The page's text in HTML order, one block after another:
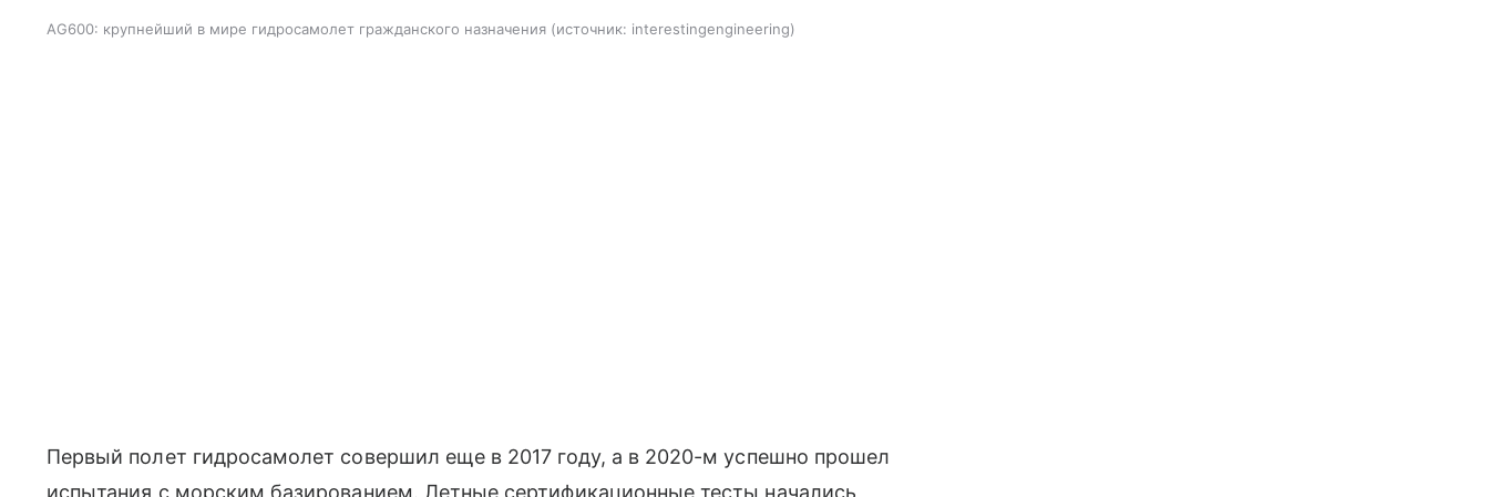
AG600: крупнейший в мире гидросамолет гражданского назначения источник: interestingengineering
Первый полет гидросамолет совершил еще в 2017 году, а в 2020-м успешно прошел
испытания с морским базированием. Летные сертификационные тесты начались